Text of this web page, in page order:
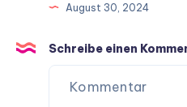
August 30, 2024
Schreibe einen